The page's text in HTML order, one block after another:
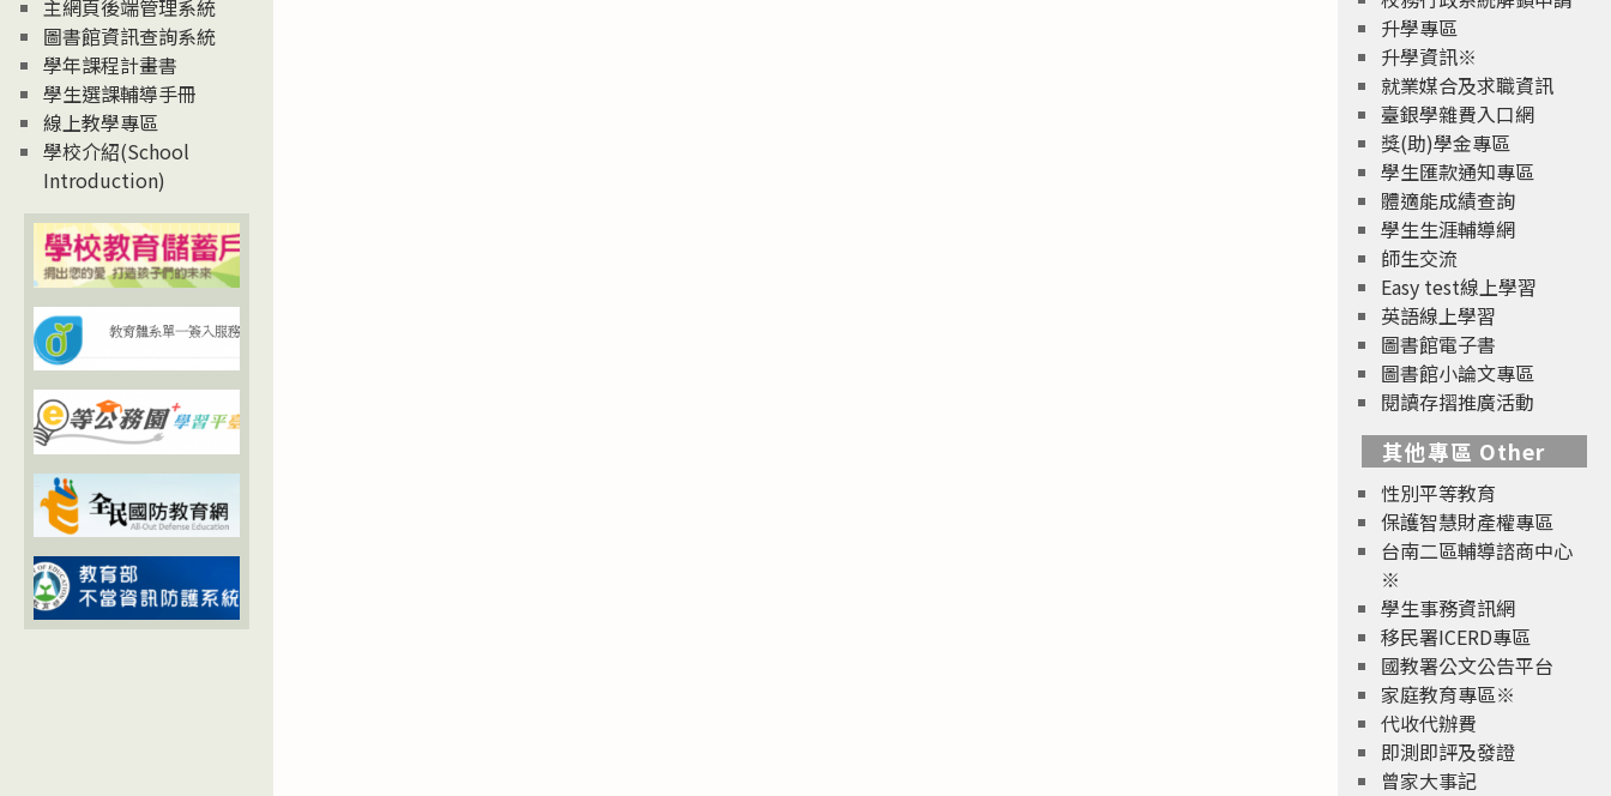
主網頁後端管理系統
圖書館資訊查詢系統
學年課程計畫書
學生選課輔導手冊
線上教學專區
學校介紹(School
Introduction)
升學專區
升學資訊※
就業媒合及求職資訊
臺銀學雜費入口網
獎(助)學金專區
學生匯款通知專區
體適能成績查詢
學生生涯輔導網
師生交流
Easy test線上學習
英語線上學習
圖書館電子書
圖書館小論文專區
閱讀存摺推廣活動
其他專區 Other
性別平等教育
保護智慧財產權專區
台南二區輔導諮商中心
※
學生事務資訊網
移民署ICERD專區
國教署公文公告平台
家庭教育專區※
代收代辦費
即測即評及發證
曾家大事記